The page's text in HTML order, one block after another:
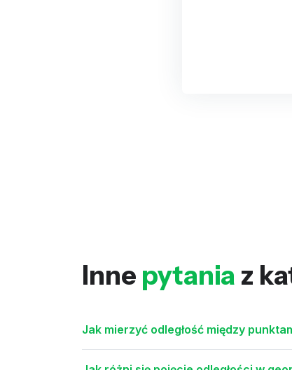
Inne pytania z
Jak mierzyć odległość między